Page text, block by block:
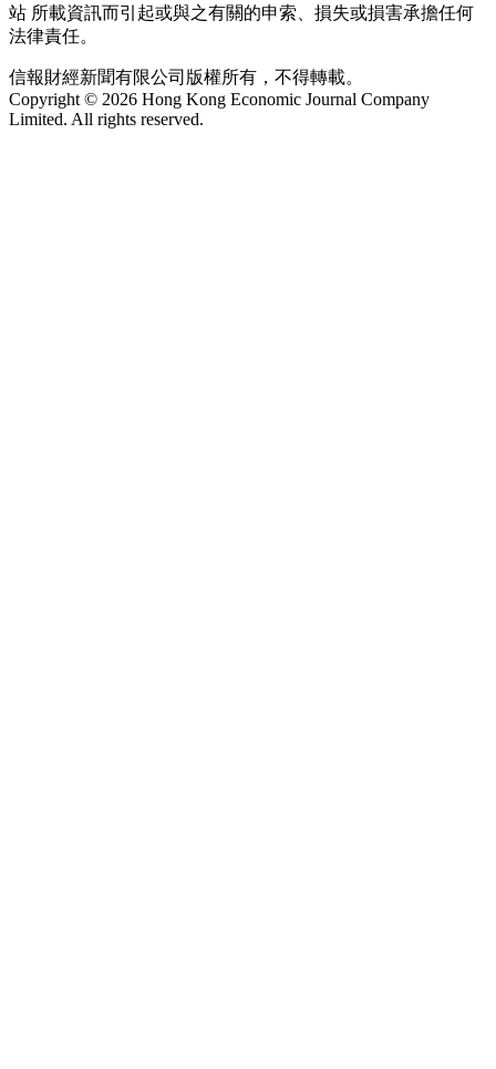
站 所載資訊而引起或與之有關的申索、損失或損害承擔任何
法律責任。
信報財經新聞有限公司版權所有，不得轉載。
Copyright © 2026 Hong Kong Economic Journal Company
Limited. All rights reserved.